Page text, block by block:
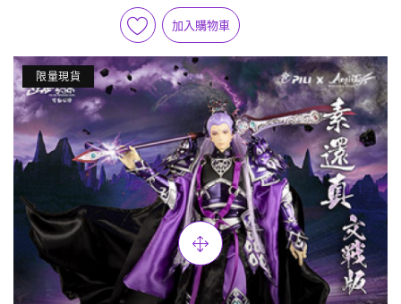
加入購物車
限量現貨